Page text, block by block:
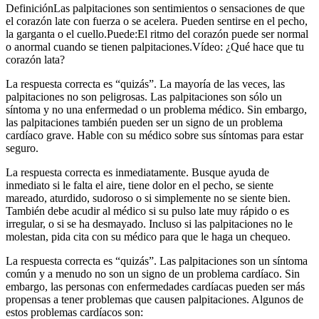
DefiniciónLas palpitaciones son sentimientos o sensaciones de que
el corazón late con fuerza o se acelera. Pueden sentirse en el pecho,
la garganta o el cuello.Puede:El ritmo del corazón puede ser normal
o anormal cuando se tienen palpitaciones.Vídeo: ¿Qué hace que tu
corazón lata?
La respuesta correcta es “quizás”. La mayoría de las veces, las
palpitaciones no son peligrosas. Las palpitaciones son sólo un
síntoma y no una enfermedad o un problema médico. Sin embargo,
las palpitaciones también pueden ser un signo de un problema
cardíaco grave. Hable con su médico sobre sus síntomas para estar
seguro.
La respuesta correcta es inmediatamente. Busque ayuda de
inmediato si le falta el aire, tiene dolor en el pecho, se siente
mareado, aturdido, sudoroso o si simplemente no se siente bien.
También debe acudir al médico si su pulso late muy rápido o es
irregular, o si se ha desmayado. Incluso si las palpitaciones no le
molestan, pida cita con su médico para que le haga un chequeo.
La respuesta correcta es “quizás”. Las palpitaciones son un síntoma
común y a menudo no son un signo de un problema cardíaco. Sin
embargo, las personas con enfermedades cardíacas pueden ser más
propensas a tener problemas que causen palpitaciones. Algunos de
estos problemas cardíacos son: